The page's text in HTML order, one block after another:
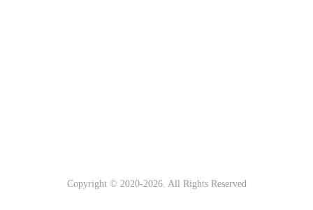
Copyright © 2020-2026. All Rights Reserved